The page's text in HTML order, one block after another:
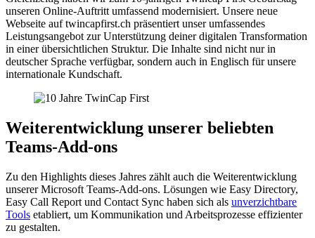
unseren Online-Auftritt umfassend modernisiert. Unsere neue
Webseite auf twincapfirst.ch präsentiert unser umfassendes
Leistungsangebot zur Unterstützung deiner digitalen Transformation
in einer übersichtlichen Struktur. Die Inhalte sind nicht nur in
deutscher Sprache verfügbar, sondern auch in Englisch für unsere
internationale Kundschaft.
Weiterentwicklung unserer beliebten
Teams-Add-ons
Zu den Highlights dieses Jahres zählt auch die Weiterentwicklung
unserer Microsoft Teams-Add-ons. Lösungen wie Easy Directory,
Easy Call Report und Contact Sync haben sich als unverzichtbare
Tools etabliert, um Kommunikation und Arbeitsprozesse effizienter
zu gestalten.